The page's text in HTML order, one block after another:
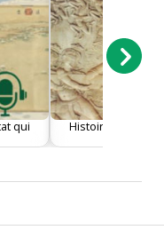
qui
Histoire - La